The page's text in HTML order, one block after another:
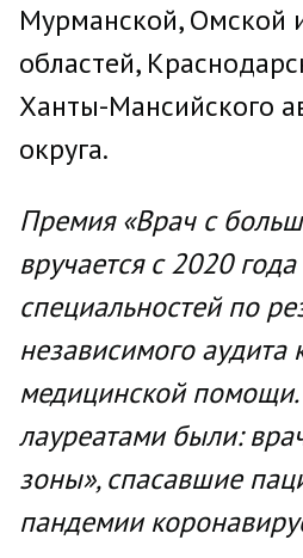
Мурманской, Омской
областей,
Ханты-Мансийского
округа.
Премия «Врач с
вручается с 2020
специальностей по
независимого аудита
медицинской
лауреатами были:
зоны», спасавшие
пандемии